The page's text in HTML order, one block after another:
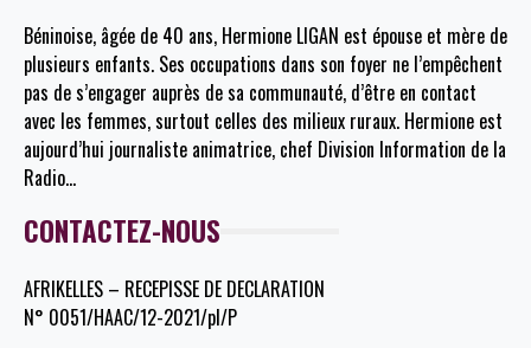
Béninoise, âgée de 40 ans, Hermione LIGAN est épouse et mère de
plusieurs enfants. Ses occupations dans son foyer ne l’empêchent
pas de s’engager auprès de sa communauté, d’être en contact
avec les femmes, surtout celles des milieux ruraux. Hermione est
aujourd’hui journaliste animatrice, chef Division Information de la
Radio…
CONTACTEZ-NOUS
AFRIKELLES – RECEPISSE DE DECLARATION
N° 0051/HAAC/12-2021/pl/P